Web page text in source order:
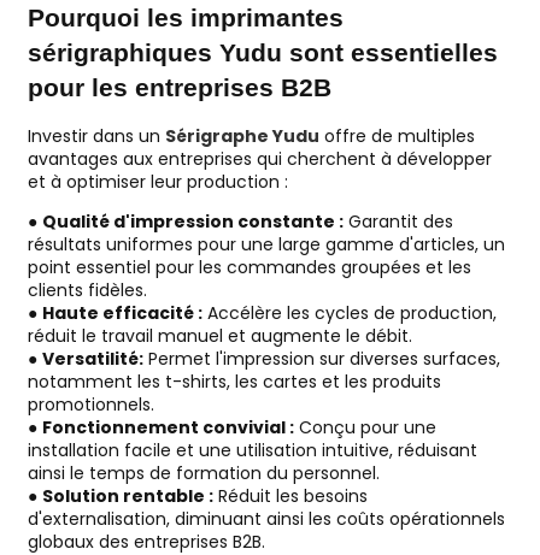
Pourquoi les imprimantes
sérigraphiques Yudu sont essentielles
pour les entreprises B2B
Investir dans un Sérigraphe Yudu offre de multiples
avantages aux entreprises qui cherchent à développer
et à optimiser leur production :
● Qualité d'impression constante :Garantit des
résultats uniformes pour une large gamme d'articles, un
point essentiel pour les commandes groupées et les
clients fidèles.
● Haute efficacité :Accélère les cycles de production,
réduit le travail manuel et augmente le débit.
● Versatilité:Permet l'impression sur diverses surfaces,
notamment les t-shirts, les cartes et les produits
promotionnels.
● Fonctionnement convivial :Conçu pour une
installation facile et une utilisation intuitive, réduisant
ainsi le temps de formation du personnel.
● Solution rentable :Réduit les besoins
d'externalisation, diminuant ainsi les coûts opérationnels
globaux des entreprises B2B.